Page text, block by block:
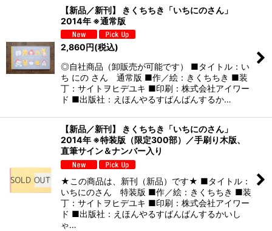
【新品／新刊】 きくちちき「いちにのさん」
2014年 ※通常版
2,860円(税込)
◎自社商品（卸販売が可能です） ■タイトル：い
ち にの さん 通常版 ■作／絵：きくちちき ■装
丁：サイトヲヒデユキ ■印刷：株式会社アイワー
ド ■出版社：えほんやるすばんばんするか…
【新品／新刊】 きくちちき「いちにのさん」
2014年 ※特装版（限定300部）／手刷り木版、
直筆サイン＆ナンバー入り
★この商品は、新刊（新品）です★ ■タイトル：
いちにのさん 特装版 ■作／絵：きくちちき ■装
丁：サイトヲヒデユキ ■印刷：株式会社アイワー
ド ■出版社：えほんやるすばんばんするかいし
ゃ…